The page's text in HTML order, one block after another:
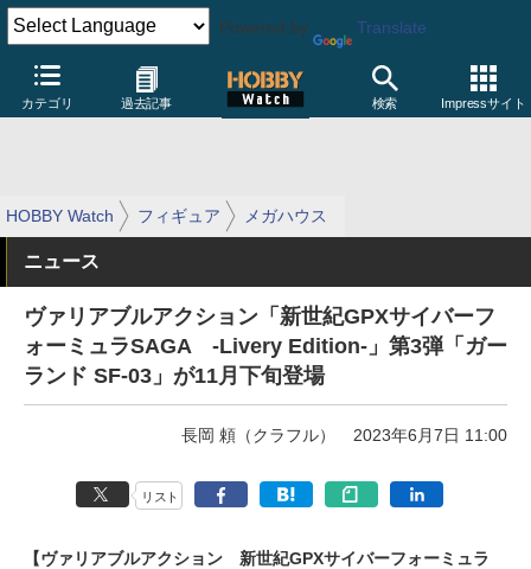
Powered by Translate
カテゴリ 過去記事 検索 Impressサイト
HOBBY Watch フィギュア メガハウス
ニュース
ヴァリアブルアクション「新世紀GPXサイバーフ
ォーミュラSAGA -Livery Edition-」第3弾「ガー
ランド SF-03」が11月下旬登場
長岡 頼（クラフル） 2023年6月7日 11:00
リスト
【ヴァリアブルアクション 新世紀GPXサイバーフォーミュラ